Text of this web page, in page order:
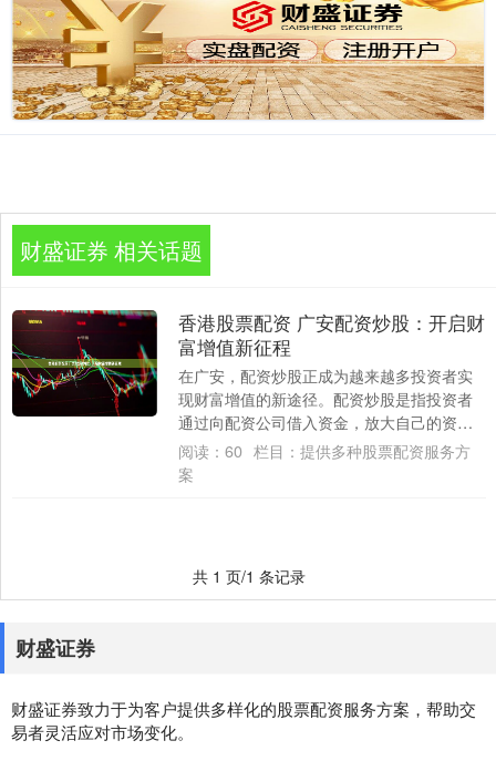
财盛证券 相关话题
香港股票配资 广安配资炒股：开启财
富增值新征程
在广安，配资炒股正成为越来越多投资者实
现财富增值的新途径。配资炒股是指投资者
通过向配资公司借入资金，放大自己的资金
规模，从而提高投资收益。 股票配资具有放
大收益....
阅读： 60 栏目： 提供多种股票配资服务方
案
共 1 页/1 条记录
财盛证券
财盛证券致力于为客户提供多样化的股票配资服务方案，帮助交
易者灵活应对市场变化。